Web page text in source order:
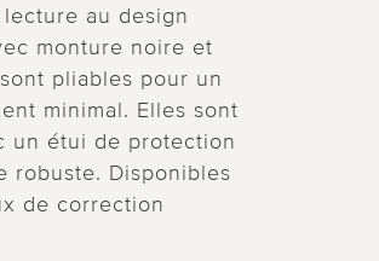
au design
monture noire et
pliables pour un
minimal. Elles sont
un étui de protection
robuste. Disponibles
de correction